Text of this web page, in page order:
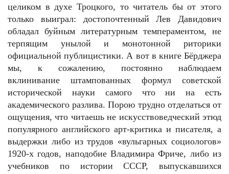
целиком в духе Троцкого, то читатель бы от этого
только выиграл: достопочтенный Лев Давидович
обладал буйным литературным темпераментом, не
терпящим унылой и монотонной риторики
официальной публицистики. А вот в книге Бёрджера
мы, к сожалению, постоянно наблюдаем
вклинивание штампованных формул советской
исторической науки самого что ни на есть
академического разлива. Порою трудно отделаться от
ощущения, что читаешь не искусствоведческий этюд
популярного английского арт-критика и писателя, а
выдержки либо из трудов «вульгарных социологов»
1920-х годов, наподобие Владимира Фриче, либо из
учебников по истории СССР, выпускавшихся